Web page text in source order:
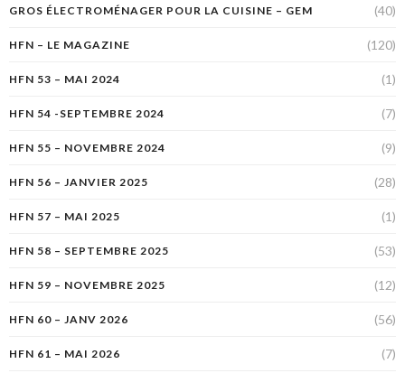
GROS ÉLECTROMÉNAGER POUR LA CUISINE – GEM (40)
HFN – LE MAGAZINE (120)
HFN 53 – MAI 2024 (1)
HFN 54 -SEPTEMBRE 2024 (7)
HFN 55 – NOVEMBRE 2024 (9)
HFN 56 – JANVIER 2025 (28)
HFN 57 – MAI 2025 (1)
HFN 58 – SEPTEMBRE 2025 (53)
HFN 59 – NOVEMBRE 2025 (12)
HFN 60 – JANV 2026 (56)
HFN 61 – MAI 2026 (7)